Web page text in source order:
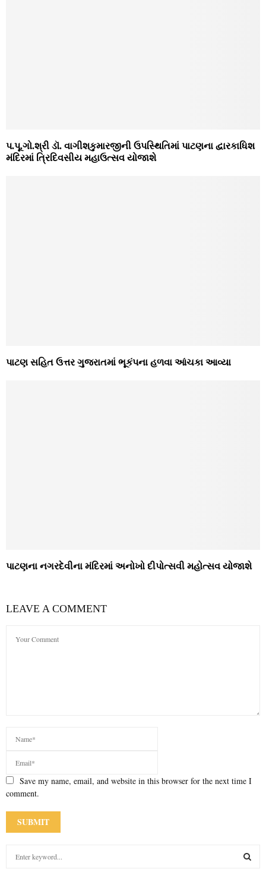
પ.પૂ.ગો.શ્રી ડૉ. વાગીશકુમારજીની ઉપસ્થિતિમાં પાટણના દ્વારકાધિશ
મંદિરમાં ત્રિદિવસીય મહાઉત્સવ યોજાશે
પાટણ સહિત ઉત્તર ગુજરાતમાં ભૂકંપના હળવા આંચકા આવ્યા
પાટણના નગરદેવીના મંદિરમાં અનોખો દીપોત્સવી મહોત્સવ યોજાશે
LEAVE A COMMENT
Save my name, email, and website in this browser for the next time I
comment.